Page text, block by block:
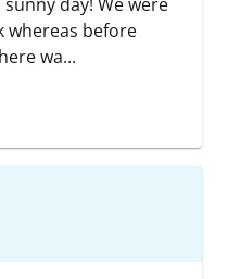
day! We were
whereas before
wa...